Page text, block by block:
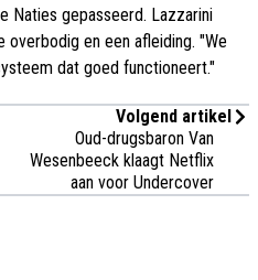
Naties gepasseerd. Lazzarini
overbodig en een afleiding. "We
dat goed functioneert."
Volgend artikel
Oud-drugsbaron Van
Wesenbeeck klaagt Netflix
aan voor Undercover